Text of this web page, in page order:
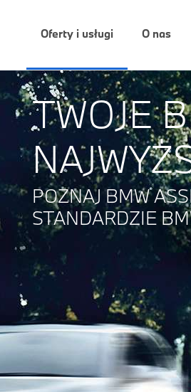
Oferty i usługi O nas
TWOJE
POZNAJ BMW
STANDARDZIE